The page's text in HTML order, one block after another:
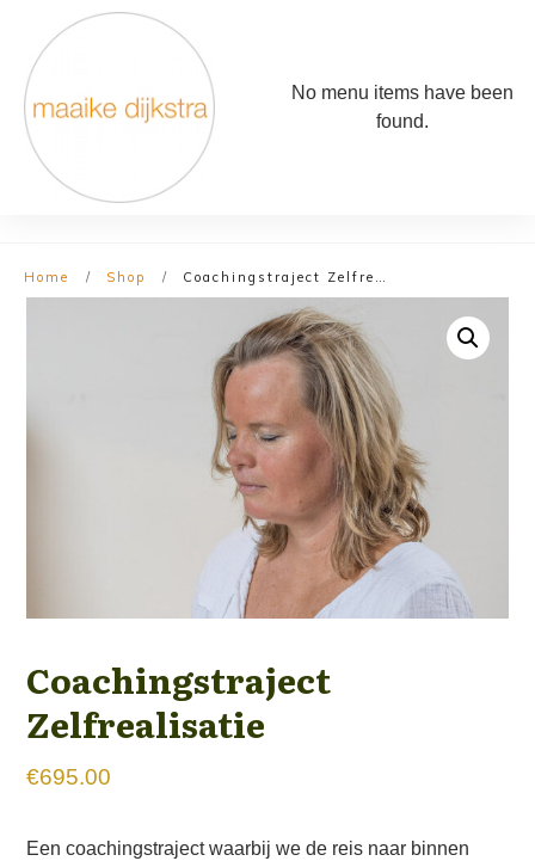
No menu items have been
found.
Home / Shop / Coachingstraject Zelfrealisatie
Coachingstraject
Zelfrealisatie
€695.00
Een coachingstraject waarbij we de reis naar binnen